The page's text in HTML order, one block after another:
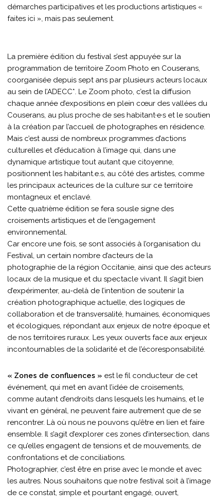
démarches participatives et les productions artistiques «
faites ici », mais pas seulement.
La première édition du festival s’est appuyée sur la
programmation de territoire Zoom Photo en Couserans,
coorganisée depuis sept ans par plusieurs acteurs locaux
au sein de l’ADECC*. Le Zoom photo, c’est la diffusion
chaque année d’expositions en plein cœur des vallées du
Couserans, au plus proche de ses habitant·e·s et le soutien
à la création par l’accueil de photographes en résidence.
Mais c’est aussi de nombreux programmes d’actions
culturelles et d’éducation à l’image qui, dans une
dynamique artistique tout autant que citoyenne,
positionnent les habitant.e.s, au côté des artistes, comme
les principaux acteurices de la culture sur ce territoire
montagneux et enclavé.
Cette quatrième édition se fera sousle signe des
croisements artistiques et de l’engagement
environnemental.
Car encore une fois, se sont associés à l’organisation du
Festival, un certain nombre d’acteurs de la
photographie de la région Occitanie, ainsi que des acteurs
locaux de la musique et du spectacle vivant. Il s’agit bien
d’expérimenter, au-delà de l’intention de soutenir la
création photographique actuelle, des logiques de
collaboration et de transversalité, humaines, économiques
et écologiques, répondant aux enjeux de notre époque et
de nos territoires ruraux. Les yeux ouverts face aux enjeux
incontournables de la solidarité et de l’écoresponsabilité.
« Zones de confluences » est le fil conducteur de cet
événement, qui met en avant l’idée de croisements,
comme autant d’endroits dans lesquels les humains, et le
vivant en général, ne peuvent faire autrement que de se
rencontrer. Là où nous ne pouvons qu’être en lien et faire
ensemble. Il s’agit d’explorer ces zones d’intersection, dans
ce qu’elles engagent de tensions et de mouvements, de
confrontations et de conciliations.
Photographier, c’est être en prise avec le monde et avec
les autres. Nous souhaitons que notre festival soit à l’image
de ce constat, simple et pourtant engagé, ouvert,